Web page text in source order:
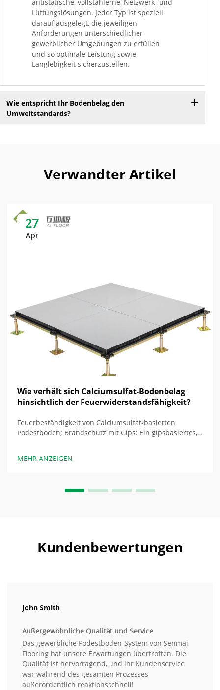
antistatische, vollstählerne, Netzwerk- und
Lüftungslösungen. Jeder Typ ist speziell
darauf ausgelegt, die jeweiligen
Anforderungen unterschiedlicher
gewerblicher Umgebungen zu erfüllen
und so optimale Leistung sowie
Langlebigkeit sicherzustellen.
Wie entspricht Ihr Bodenbelag den
Umweltstandards?
Verwandter Artikel
27
Apr
Wie verhält sich Calciumsulfat-Bodenbelag
hinsichtlich der Feuerwiderstandsfähigkeit?
Feuerbeständigkeit von Calciumsulfat-basierten
Podestböden; Brandschutz mit Gips: Ein gipsbasiertes,
mit einem hydratisierten Gipskern, der Wasser bei
MEHR ANZEIGEN
Kundenbewertungen
John Smith
Außergewöhnliche Qualität und Service
Das gewerbliche Podestboden-System von Senmai
Flooring hat unsere Erwartungen übertroffen. Die
Qualität ist hervorragend, und ihr Kundenservice
war während des gesamten Prozesses
außerordentlich reaktionsschnell!